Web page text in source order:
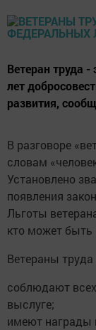
Ветеран труда
лет
развития,
В разговоре
словам
Установлено
появления
Льготы
кто может быть
Ветераны
соблюдают
выслуге;
имеют награды